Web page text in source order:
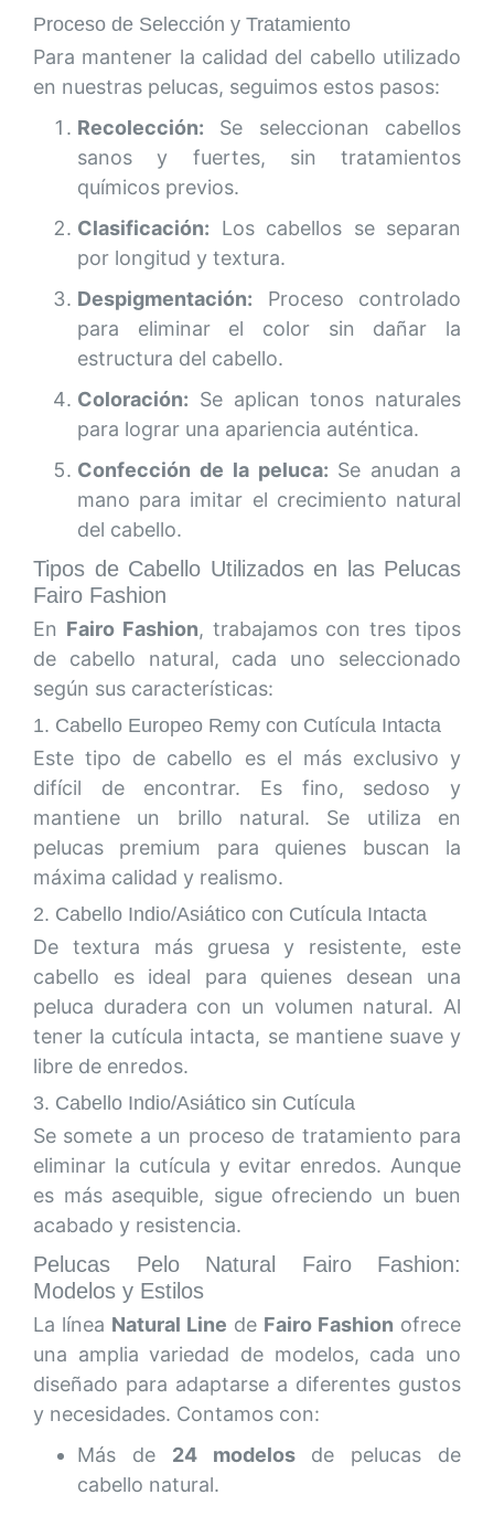
Proceso de Selección y Tratamiento
Para mantener la calidad del cabello utilizado
en nuestras pelucas, seguimos estos pasos:
Recolección: Se seleccionan cabellos
sanos y fuertes, sin tratamientos
químicos previos.
Clasificación: Los cabellos se separan
por longitud y textura.
Despigmentación: Proceso controlado
para eliminar el color sin dañar la
estructura del cabello.
Coloración: Se aplican tonos naturales
para lograr una apariencia auténtica.
Confección de la peluca: Se anudan a
mano para imitar el crecimiento natural
del cabello.
Tipos de Cabello Utilizados en las Pelucas
Fairo Fashion
En Fairo Fashion, trabajamos con tres tipos
de cabello natural, cada uno seleccionado
según sus características:
1. Cabello Europeo Remy con Cutícula Intacta
Este tipo de cabello es el más exclusivo y
difícil de encontrar. Es fino, sedoso y
mantiene un brillo natural. Se utiliza en
pelucas premium para quienes buscan la
máxima calidad y realismo.
2. Cabello Indio/Asiático con Cutícula Intacta
De textura más gruesa y resistente, este
cabello es ideal para quienes desean una
peluca duradera con un volumen natural. Al
tener la cutícula intacta, se mantiene suave y
libre de enredos.
3. Cabello Indio/Asiático sin Cutícula
Se somete a un proceso de tratamiento para
eliminar la cutícula y evitar enredos. Aunque
es más asequible, sigue ofreciendo un buen
acabado y resistencia.
Pelucas Pelo Natural Fairo Fashion:
Modelos y Estilos
La línea Natural Line de Fairo Fashion ofrece
una amplia variedad de modelos, cada uno
diseñado para adaptarse a diferentes gustos
y necesidades. Contamos con:
Más de 24 modelosde pelucas de
cabello natural.